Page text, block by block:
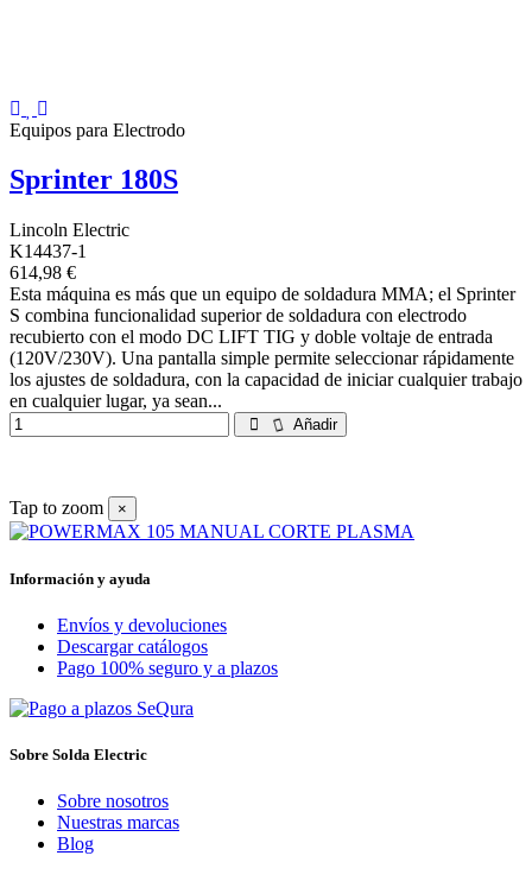
Equipos para Electrodo
Sprinter 180S
Lincoln Electric
K14437-1
614,98 €
Esta máquina es más que un equipo de soldadura MMA; el Sprinter
S combina funcionalidad superior de soldadura con electrodo
recubierto con el modo DC LIFT TIG y doble voltaje de entrada
(120V/230V). Una pantalla simple permite seleccionar rápidamente
los ajustes de soldadura, con la capacidad de iniciar cualquier trabajo
en cualquier lugar, ya sean...
Añadir
Tap to zoom ×
Información y ayuda
Envíos y devoluciones
Descargar catálogos
Pago 100% seguro y a plazos
Sobre Solda Electric
Sobre nosotros
Nuestras marcas
Blog